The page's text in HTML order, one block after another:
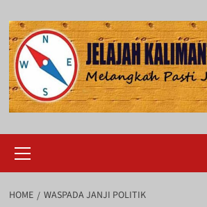
to
content
Menu
HOME WASPADA JANJI POLITIK